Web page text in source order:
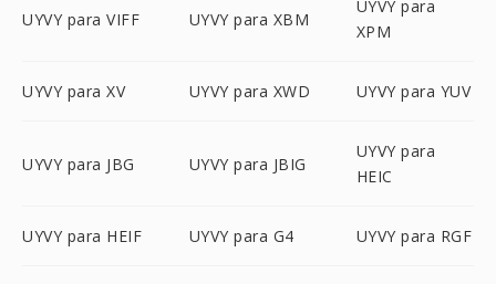
UYVY para VIFF UYVY para XBM
UYVY para
XPM
UYVY para XV UYVY para XWD UYVY para YUV
UYVY para JBG UYVY para JBIG
UYVY para
HEIC
UYVY para HEIF UYVY para G4 UYVY para RGF